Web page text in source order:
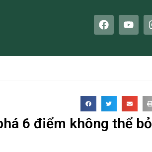
F
a
b
o
Y
o
u
e
6 điểm không thể bỏ